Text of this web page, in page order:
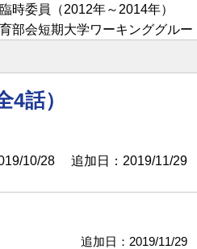
時委員（2012年～2014年）
部会短期大学ワーキンググルー
に関する検討会委員（2014年
年～2016年）
ジメント特別委員会委員（2018
話）
10/28 追加日：2019/11/29
追加日：2019/11/29